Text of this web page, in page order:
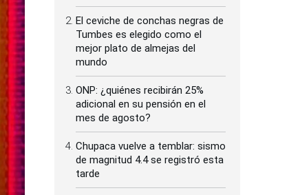
El ceviche de conchas negras de
Tumbes es elegido como el
mejor plato de almejas del
mundo
ONP: ¿quiénes recibirán 25%
adicional en su pensión en el
mes de agosto?
Chupaca vuelve a temblar: sismo
de magnitud 4.4 se registró esta
tarde